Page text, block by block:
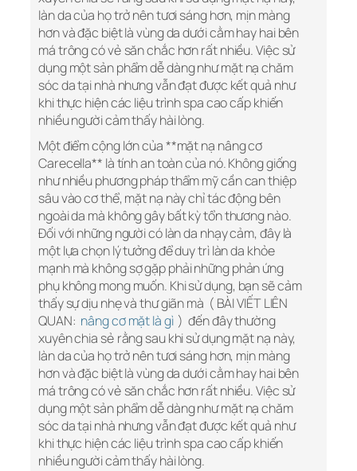
làn da của họ trở nên tươi sáng hơn, mịn màng
hơn và đặc biệt là vùng da dưới cằm hay hai bên
má trông có vẻ săn chắc hơn rất nhiều. Việc sử
dụng một sản phẩm dễ dàng như mặt nạ chăm
sóc da tại nhà nhưng vẫn đạt được kết quả như
khi thực hiện các liệu trình spa cao cấp khiến
nhiều người cảm thấy hài lòng.
Một điểm cộng lớn của **mặt nạ nâng cơ
Carecella** là tính an toàn của nó. Không giống
như nhiều phương pháp thẩm mỹ cần can thiệp
sâu vào cơ thể, mặt nạ này chỉ tác động bên
ngoài da mà không gây bất kỳ tổn thương nào.
Đối với những người có làn da nhạy cảm, đây là
một lựa chọn lý tưởng để duy trì làn da khỏe
mạnh mà không sợ gặp phải những phản ứng
phụ không mong muốn. Khi sử dụng, bạn sẽ cảm
thấy sự dịu nhẹ và thư giãn mà ( BÀI VIẾT LIÊN
QUAN: nâng cơ mặt là gì) đến đây thường
xuyên chia sẻ rằng sau khi sử dụng mặt nạ này,
làn da của họ trở nên tươi sáng hơn, mịn màng
hơn và đặc biệt là vùng da dưới cằm hay hai bên
má trông có vẻ săn chắc hơn rất nhiều. Việc sử
dụng một sản phẩm dễ dàng như mặt nạ chăm
sóc da tại nhà nhưng vẫn đạt được kết quả như
khi thực hiện các liệu trình spa cao cấp khiến
nhiều người cảm thấy hài lòng.